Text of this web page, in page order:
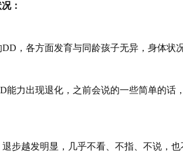
：
，各方面发育与同龄孩子无异，身体状
能力出现退化，之前会说的一些简单的话
步越发明显，几乎不看、不指、不说，也